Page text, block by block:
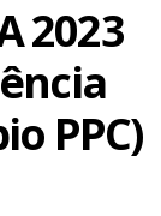
2023
PPC)